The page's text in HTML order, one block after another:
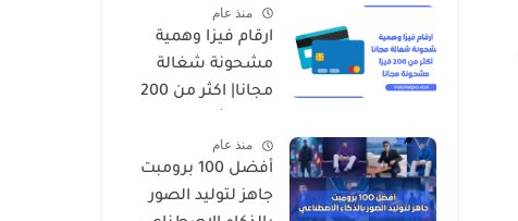
banana
منذ عام
ارقام فيزا وهمية
مشحونة شغالة
مجانا| اكثر من 200
منذ عام
أفضل 100 برومبت
جاهز لتوليد الصور